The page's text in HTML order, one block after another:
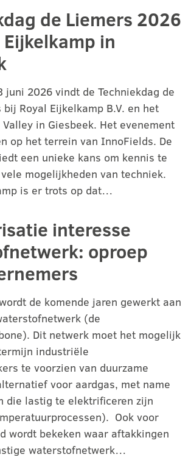
de Liemers 2026
in
juni 2026 vindt de Techniekdag de
Royal Eijkelkamp B.V. en het
in Giesbeek. Het evenement
op het terrein van InnoFields. De
een unieke kans om kennis te
mogelijkheden van techniek.
is er trots op dat…
interesse
oproep
de komende jaren gewerkt aan
(de
Dit netwerk moet het mogelijk
industriële
te voorzien van duurzame
voor aardgas, met name
die lastig te elektrificeren zijn
Ook voor
wordt bekeken waar aftakkingen
waterstofnetwerk…